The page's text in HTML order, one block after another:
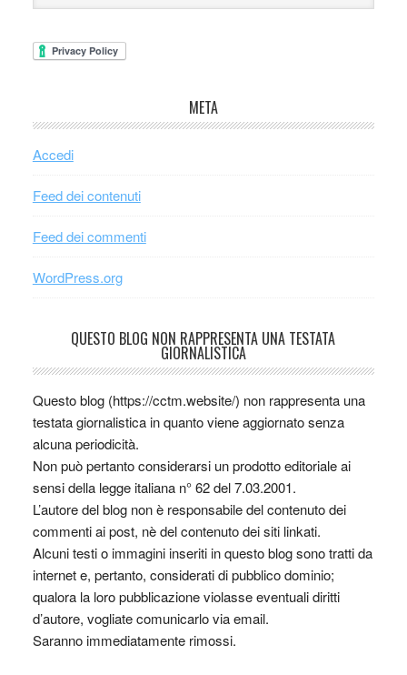
META
Accedi
Feed dei contenuti
Feed dei commenti
WordPress.org
QUESTO BLOG NON RAPPRESENTA UNA TESTATA
GIORNALISTICA
Questo blog (https://cctm.website/) non rappresenta una
testata giornalistica in quanto viene aggiornato senza
alcuna periodicità.
Non può pertanto considerarsi un prodotto editoriale ai
sensi della legge italiana n° 62 del 7.03.2001.
L’autore del blog non è responsabile del contenuto dei
commenti ai post, nè del contenuto dei siti linkati.
Alcuni testi o immagini inseriti in questo blog sono tratti da
internet e, pertanto, considerati di pubblico dominio;
qualora la loro pubblicazione violasse eventuali diritti
d’autore, vogliate comunicarlo via email.
Saranno immediatamente rimossi.